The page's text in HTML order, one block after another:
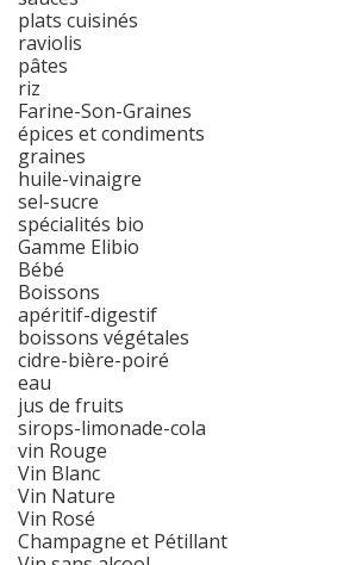
plats cuisinés
raviolis
pâtes
riz
Farine-Son-Graines
épices et condiments
graines
huile-vinaigre
sel-sucre
spécialités bio
Gamme Elibio
Bébé
Boissons
apéritif-digestif
boissons végétales
cidre-bière-poiré
eau
jus de fruits
sirops-limonade-cola
vin Rouge
Vin Blanc
Vin Nature
Vin Rosé
Champagne et Pétillant